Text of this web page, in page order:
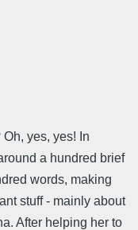
yes, yes! In
a hundred brief
words, making
stuff - mainly about
After helping her to